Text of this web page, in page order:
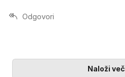
Odgovori
Naloži več